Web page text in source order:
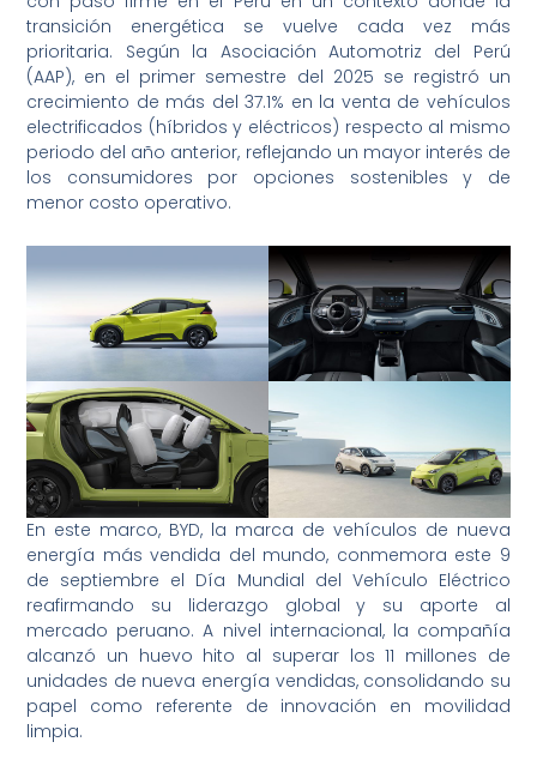
transición energética se vuelve cada vez más
prioritaria. Según la Asociación Automotriz del Perú
(AAP), en el primer semestre del 2025 se registró un
crecimiento de más del 37.1% en la venta de vehículos
electrificados (híbridos y eléctricos) respecto al mismo
periodo del año anterior, reflejando un mayor interés de
los consumidores por opciones sostenibles y de
menor costo operativo.
En este marco, BYD, la marca de vehículos de nueva
energía más vendida del mundo, conmemora este 9
de septiembre el Día Mundial del Vehículo Eléctrico
reafirmando su liderazgo global y su aporte al
mercado peruano. A nivel internacional, la compañía
alcanzó un huevo hito al superar los 11 millones de
unidades de nueva energía vendidas, consolidando su
papel como referente de innovación en movilidad
limpia.